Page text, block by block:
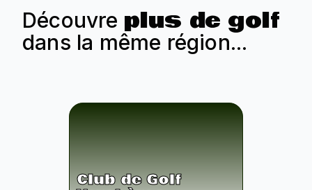
Découvre plus de golf
dans la même région...
Club de Golf